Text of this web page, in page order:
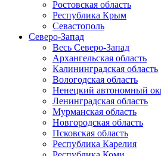
Ростовская область
Республика Крым
Севастополь
Северо-Запад
Весь Северо-Запад
Архангельская область
Калининградская область
Вологодская область
Ненецкий автономный
Ленинградская область
Мурманская область
Новгородская область
Псковская область
Республика Карелия